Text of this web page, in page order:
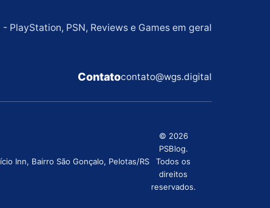
- PlayStation, PSN, Reviews e Games em geral
Contatocontato@wgs.digital
Inn, Bairro São Gonçalo, Pelotas/RS
© 2026
PSBlog.
Todos os
direitos
reservados.